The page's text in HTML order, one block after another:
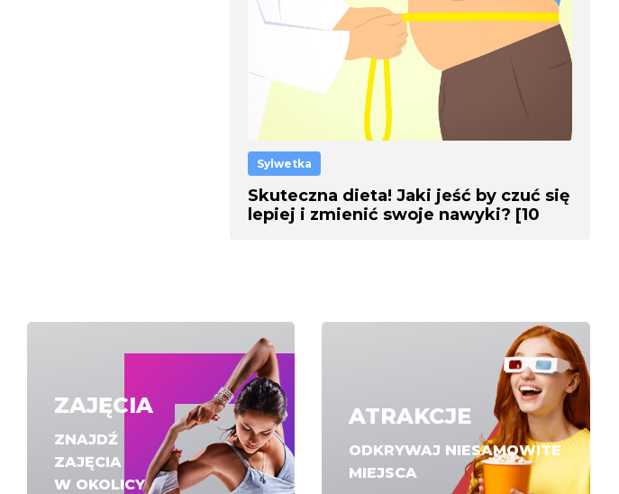
Sylwetka
Skuteczna dieta! Jaki jeść by czuć się
lepiej i zmienić swoje nawyki? [10
ZAJĘCIA
ZNAJDŹ
ZAJĘCIA
W OKOLICY
ATRAKCJE
ODKRYWAJ NIESAMOWITE
MIEJSCA